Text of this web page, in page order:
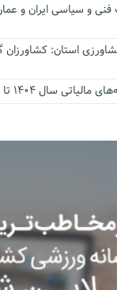
و سیاسی ایران و
استان:
۱۴۰۴ تا پایان شهریورماه